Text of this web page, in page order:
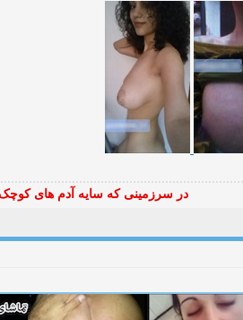
در سرزمینی که سایه آدم های